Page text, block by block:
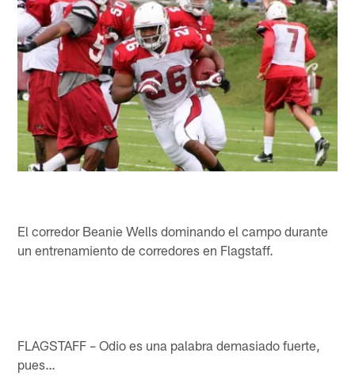
El corredor Beanie Wells dominando el campo durante
un entrenamiento de corredores en Flagstaff.
FLAGSTAFF – Odio es una palabra demasiado fuerte,
pues…